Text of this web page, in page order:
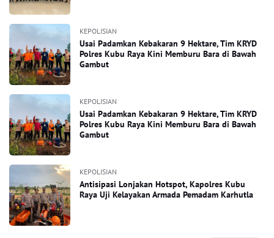
KEPOLISIAN
Usai Padamkan Kebakaran 9 Hektare, Tim KRYD
Polres Kubu Raya Kini Memburu Bara di Bawah
Gambut
KEPOLISIAN
Usai Padamkan Kebakaran 9 Hektare, Tim KRYD
Polres Kubu Raya Kini Memburu Bara di Bawah
Gambut
KEPOLISIAN
Antisipasi Lonjakan Hotspot, Kapolres Kubu
Raya Uji Kelayakan Armada Pemadam Karhutla